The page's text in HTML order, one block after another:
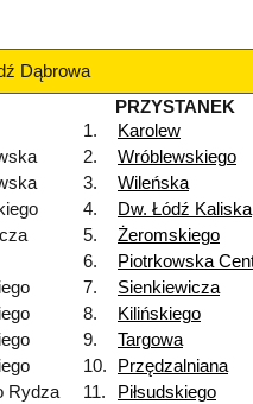
Dąbrowa
PRZYSTANEK
1.
Karolew
2. Wróblewskiego
3. Wileńska
4. Dw. Łódź Kaliska
5. Żeromskiego
6.
Piotrkowska
7. Sienkiewicza
8. Kilińskiego
9. Targowa
10. Przędzalniana
Rydza
11. Piłsudskiego